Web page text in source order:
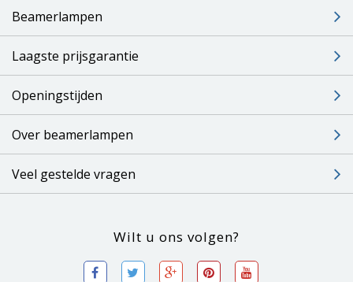
Beamerlampen
Laagste prijsgarantie
Openingstijden
Over beamerlampen
Veel gestelde vragen
Wilt u ons volgen?